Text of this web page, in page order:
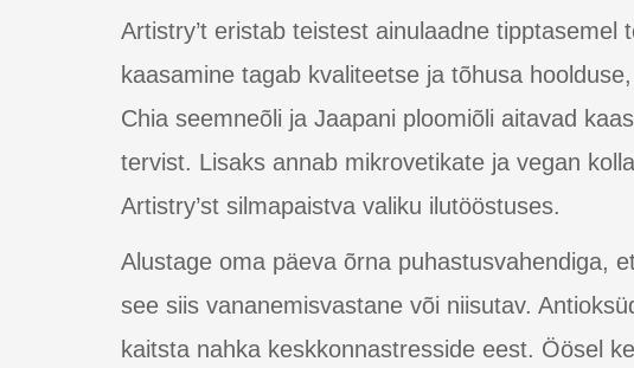
Artistry’t eristab teistest ainulaadne tipptasemel
kaasamine tagab kvaliteetse ja tõhusa
Chia seemneõli ja Jaapani ploomiõli aitavad
tervist. Lisaks annab mikrovetikate ja vegan
Artistry’st silmapaistva valiku ilutööstuses.
Alustage oma päeva õrna puhastusvahendiga,
see siis vananemisvastane või niisutav.
kaitsta nahka keskkonnastresside eest. Öösel